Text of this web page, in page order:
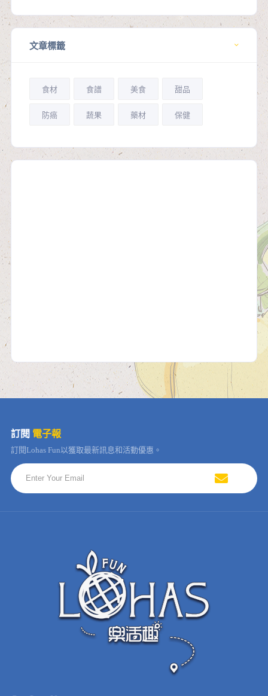
文章標籤
食材 食譜 美食 甜品
防癌 蔬果 藥材 保健
訂閱 電子報
訂閱Lohas Fun以獲取最新訊息和活動優惠。